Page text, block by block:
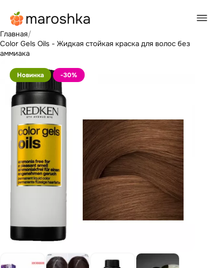
Главная/
Color Gels Oils - Жидкая стойкая краска для волос без
аммиака
Новинка -30%